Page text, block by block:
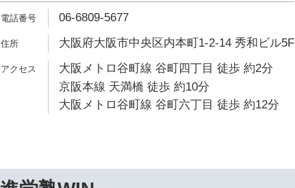
06-6809-5677
大阪府大阪市中央区内本町1-2-14 秀和ビル5F
大阪メトロ谷町線 谷町四丁目 徒歩 約2分
京阪本線 天満橋 徒歩 約10分
大阪メトロ谷町線 谷町六丁目 徒歩 約12分